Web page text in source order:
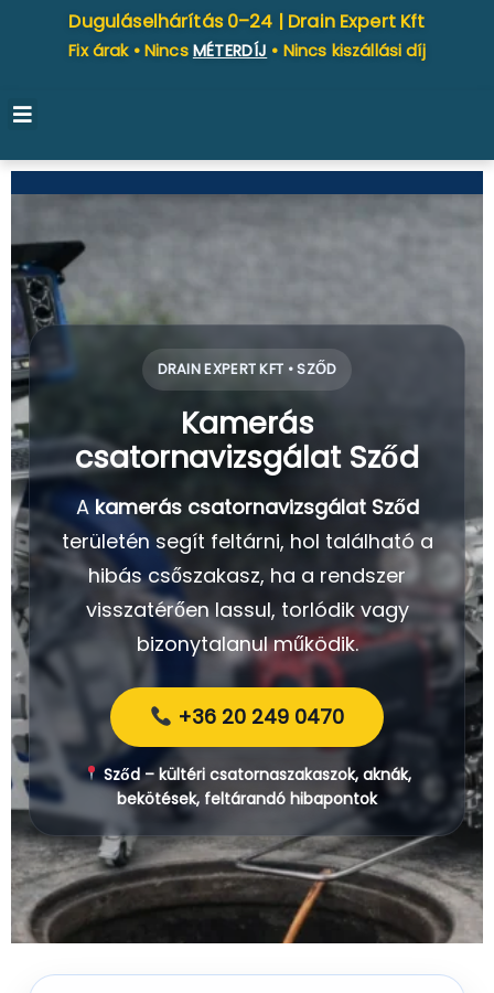
Duguláselhárítás 0–24 | Drain Expert Kft
Fix árak • Nincs MÉTERDÍJ • Nincs kiszállási díj
DRAIN EXPERT KFT • SZŐD
Kamerás
csatornavizsgálat Sződ
Akamerás csatornavizsgálat Sződ
területén segít feltárni, hol található a
hibás csőszakasz, ha a rendszer
visszatérően lassul, torlódik vagy
bizonytalanul működik.
+36 20 249 0470
Sződ – kültéri csatornaszakaszok, aknák,
bekötések, feltárandó hibapontok